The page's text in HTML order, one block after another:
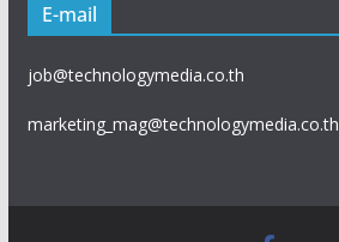
E-mail
job@technologymedia.co.th
marketing_mag@technologymedia.co.th